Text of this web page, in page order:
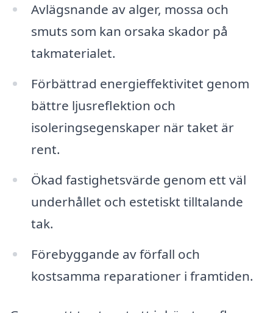
Avlägsnande av alger, mossa och
smuts som kan orsaka skador på
takmaterialet.
Förbättrad energieffektivitet genom
bättre ljusreflektion och
isoleringsegenskaper när taket är
rent.
Ökad fastighetsvärde genom ett väl
underhållet och estetiskt tilltalande
tak.
Förebyggande av förfall och
kostsamma reparationer i framtiden.